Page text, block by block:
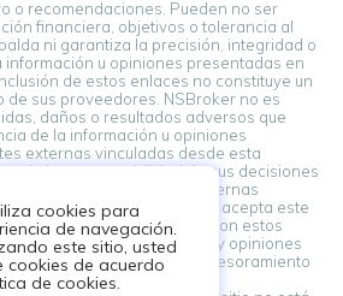
o recomendaciones. Pueden no ser
financiera, objetivos o tolerancia al
ni garantiza la precisión, integridad o
u opiniones presentadas en
de estos enlaces no constituye un
sus proveedores. NSBroker no es
daños o resultados adversos que
de la información u opiniones
externas vinculadas desde esta
toda la responsabilidad de sus decisiones
enlaces a fuentes externas
usted reconoce y acepta este
Si no está de acuerdo con estos
depender de la información y opiniones
Siempre busque asesoramiento
financieras.
cookies para
de navegación.
este sitio, usted
cookies de acuerdo
de cookies.